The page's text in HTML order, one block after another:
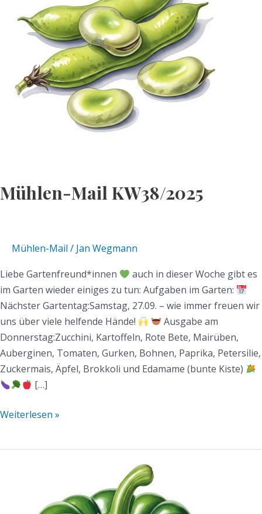
Mühlen-Mail KW38/2025
Mühlen-Mail / Jan Wegmann
Liebe Gartenfreund*innen
auch in dieser Woche gibt es
im Garten wieder einiges zu tun: Aufgaben im Garten:
Nächster Gartentag:Samstag, 27.09. – wie immer freuen wir
uns über viele helfende Hände!
Ausgabe am
Donnerstag:Zucchini, Kartoffeln, Rote Bete, Mairüben,
Auberginen, Tomaten, Gurken, Bohnen, Paprika, Petersilie,
Zuckermais, Äpfel, Brokkoli und Edamame (bunte Kiste)
[…]
Weiterlesen »